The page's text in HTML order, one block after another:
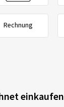
Rechnung
einkaufen